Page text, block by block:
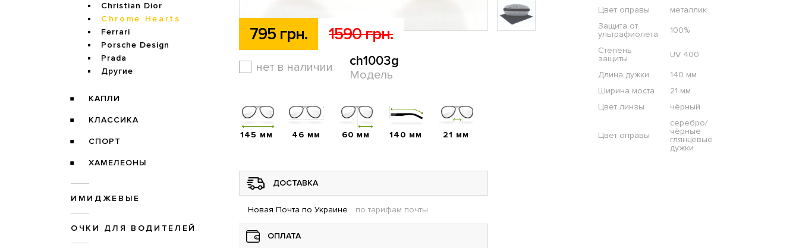
Christian Dior
Chrome Hearts
Ferrari
Porsche Design
Prada
Другие
КАПЛИ
КЛАССИКА
СПОРТ
ХАМЕЛЕОНЫ
ИМИДЖЕВЫЕ
ОЧКИ ДЛЯ ВОДИТЕЛЕЙ
795 грн. 1590 грн.
нет в наличии ch1003g
Модель
Цвет оправы
металлик
Защита от
ультрафиолета
100%
Степень
защиты
UV 400
Длина дужки
140 мм
Ширина моста
21 мм
Цвет линзы
чёрный
Цвет оправы
серебро/
чёрные
глянцевые
дужки
145 мм 46 мм 60 мм 140 мм 21 мм
ДОСТАВКА
Новая Почта по Украине по тарифам почты
ОПЛАТА